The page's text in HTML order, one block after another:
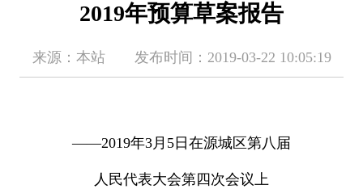
2019年预算草案报告
来源：本站 发布时间：2019-03-22 10:05:19
——2019年3月 5 日在源城区第八届
人民代表大会第四次会议上